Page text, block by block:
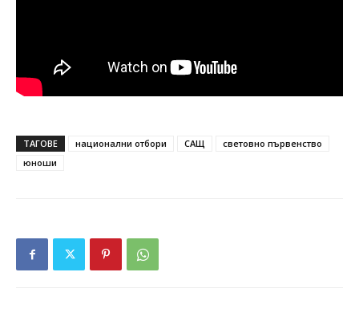
ТАГОВЕ национални отбори САЩ
световно първенство
юноши